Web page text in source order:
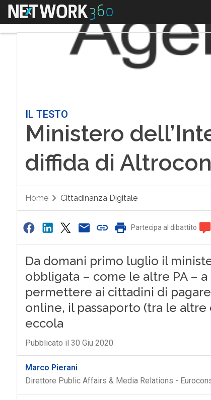
Menu
IL TESTO
Ministero
diffida di
Home Cittadinanza Digitale
Partecipa al dibattito
Da domani primo luglio il
obbligata – come le altre PA –
permettere ai cittadini di
online, il passaporto (tra le altre
eccola
Pubblicato il 30 Giu 2020
Marco Pierani
Direttore Public Affairs & Media Relations -